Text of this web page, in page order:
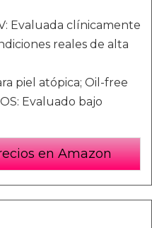
Evaluada clínicamente
reales de alta
piel atópica; Oil-free
Evaluado bajo
en Amazon